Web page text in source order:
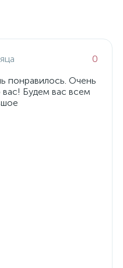
0
понравилось. Очень
Будем вас всем